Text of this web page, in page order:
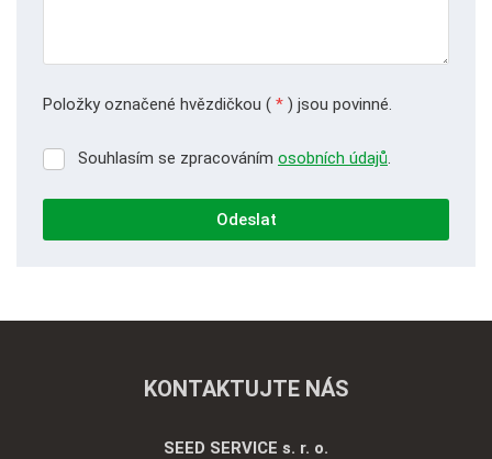
Položky označené hvězdičkou ( * ) jsou povinné.
Souhlasím
zpracováním
Souhlasím se zpracováním osobních údajů.
Odeslat
nepodařilo
KONTAKTUJTE NÁS
SEED SERVICE s. r. o.